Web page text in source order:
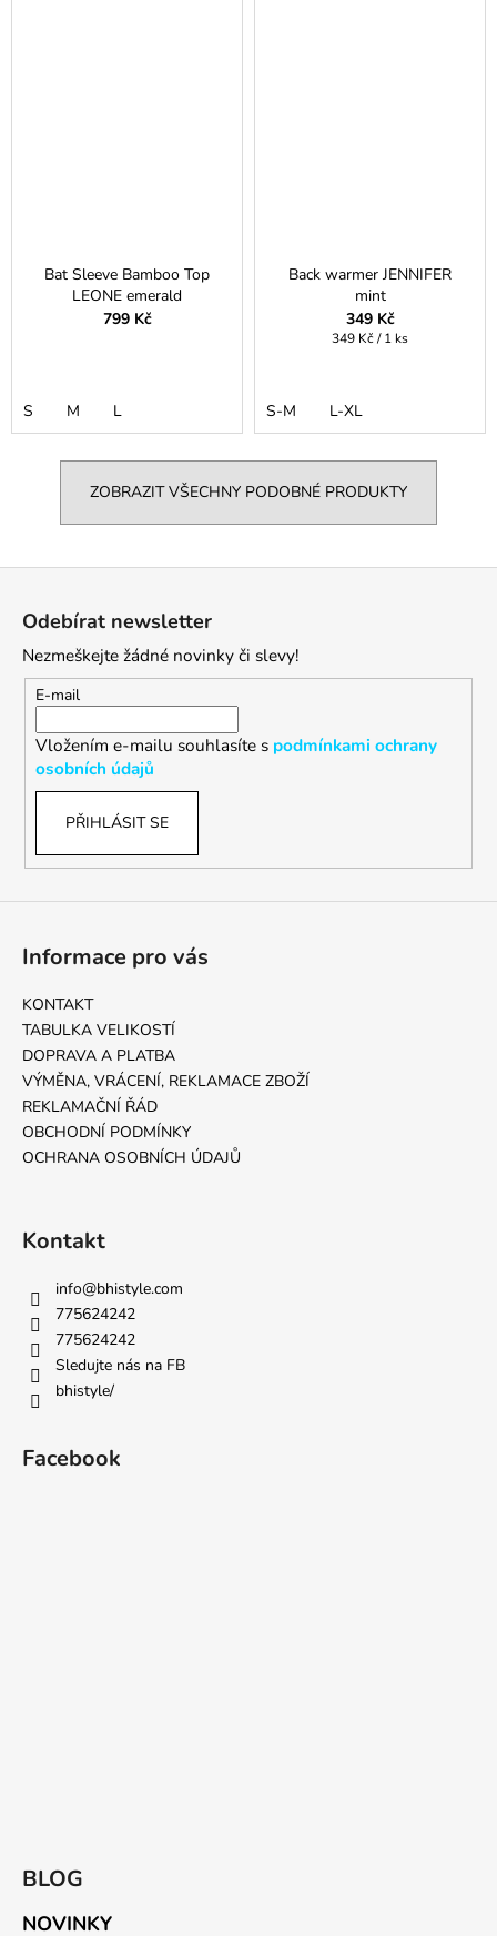
Bat Sleeve Bamboo Top
LEONE emerald
799 Kč
S M L
Back warmer JENNIFER
mint
349 Kč
Měrná
349 Kč / 1 ks
S-M L-XL
ZOBRAZIT VŠECHNY PODOBNÉ PRODUKTY
Odebírat newsletter
Nezmeškejte žádné novinky či slevy!
E-mail
Vložením e-mailu souhlasíte s podmínkami ochrany
osobních údajů
PŘIHLÁSIT SE
Informace pro vás
KONTAKT
TABULKA VELIKOSTÍ
DOPRAVA A PLATBA
VÝMĚNA, VRÁCENÍ, REKLAMACE ZBOŽÍ
REKLAMAČNÍ ŘÁD
OBCHODNÍ PODMÍNKY
OCHRANA OSOBNÍCH ÚDAJŮ
Kontakt
info@bhistyle.com
775624242
775624242
Sledujte nás na FB
bhistyle/
Facebook
BLOG
NOVINKY